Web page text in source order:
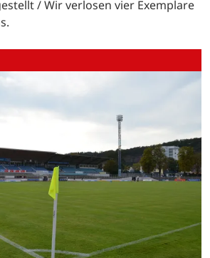
/ Wir verlosen vier Exemplare